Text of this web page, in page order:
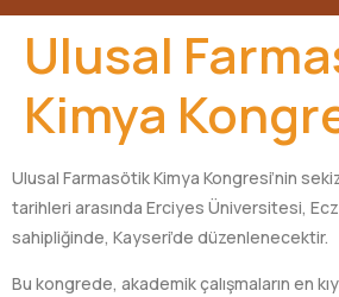
Ulusal
Kimya
Ulusal Farmasötik Kimya Kongresi’nin
tarihleri arasında Erciyes Üniversitesi,
sahipliğinde, Kayseri’de düzenlenecektir.
Bu kongrede, akademik çalışmaların en